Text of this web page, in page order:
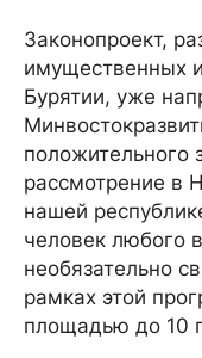
Законопроект,
имущественных
Бурятии, уже
положительного
рассмотрение в
нашей
человек любого
необязательно
рамках этой
площадью до 10